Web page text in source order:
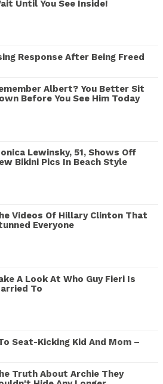
Until You See Inside!
Response After Being Freed
Albert? You Better Sit
Before You See Him Today
Lewinsky, 51, Shows Off
Bikini Pics In Beach Style
Videos Of Hillary Clinton That
Everyone
A Look At Who Guy Fieri Is
To
Seat-Kicking Kid And Mom –
Truth About Archie They